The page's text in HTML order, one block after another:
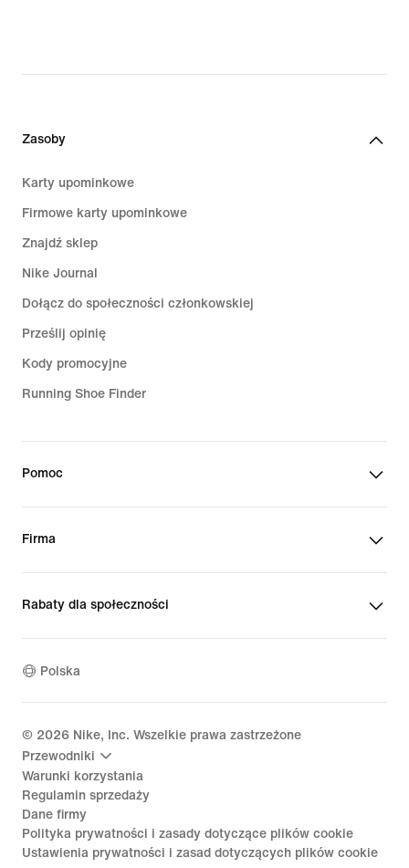
Zasoby
Karty upominkowe
Firmowe karty upominkowe
Znajdź sklep
Nike Journal
Dołącz do społeczności członkowskiej
Prześlij opinię
Kody promocyjne
Running Shoe Finder
Pomoc
Firma
Rabaty dla społeczności
Polska
© 2026 Nike, Inc. Wszelkie prawa zastrzeżone
Przewodniki
Warunki korzystania
Regulamin sprzedaży
Dane firmy
Polityka prywatności i zasady dotyczące plików cookie
Ustawienia prywatności i zasad dotyczących plików cookie